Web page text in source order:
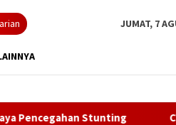
JUMAT, 7
Stunting CV Byankarya